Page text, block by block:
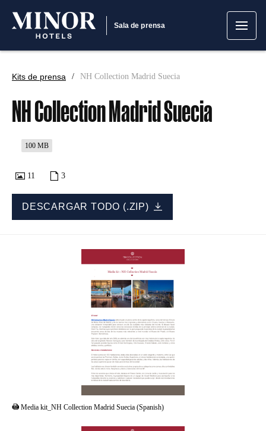
Sala de prensa
Kits de prensa NH Collection Madrid Suecia
NH Collection Madrid Suecia
100 MB
11 3
DESCARGAR TODO (.ZIP)
Media kit_NH Collection Madrid Suecia (Spanish)